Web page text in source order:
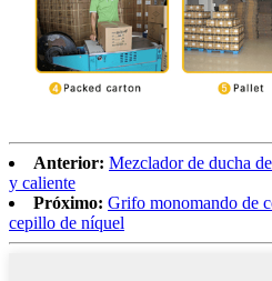
Anterior: Mezclador de ducha
y caliente
Próximo: Grifo monomando de
cepillo de níquel